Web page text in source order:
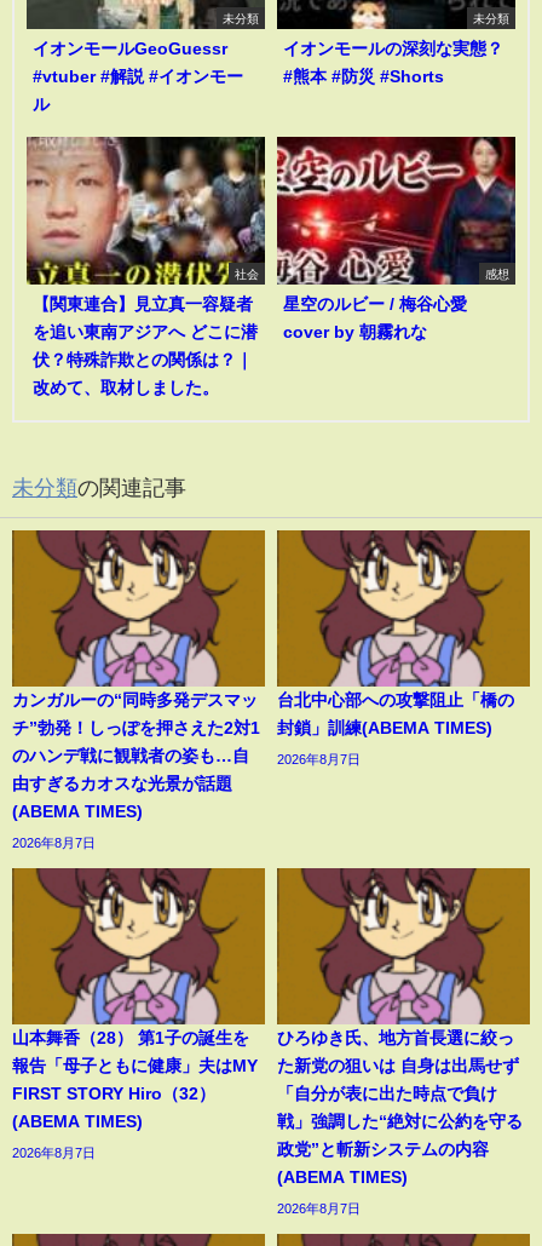
未分類
イオンモールGeoGuessr
#vtuber #解説 #イオンモー
ル
未分類
イオンモールの深刻な実態？
#熊本 #防災 #Shorts
社会
【関東連合】見立真一容疑者
を追い東南アジアへ どこに潜
伏？特殊詐欺との関係は？｜
改めて、取材しました。
感想
星空のルビー / 梅谷心愛
cover by 朝霧れな
未分類の関連記事
カンガルーの“同時多発デスマッ
チ”勃発！しっぽを押さえた2対1
のハンデ戦に観戦者の姿も…自
由すぎるカオスな光景が話題
(ABEMA TIMES)
2026年8月7日
台北中心部への攻撃阻止「橋の
封鎖」訓練(ABEMA TIMES)
2026年8月7日
山本舞香（28） 第1子の誕生を
報告「母子ともに健康」夫はMY
FIRST STORY Hiro（32）
(ABEMA TIMES)
2026年8月7日
ひろゆき氏、地方首長選に絞っ
た新党の狙いは 自身は出馬せず
「自分が表に出た時点で負け
戦」強調した“絶対に公約を守る
政党”と斬新システムの内容
(ABEMA TIMES)
2026年8月7日